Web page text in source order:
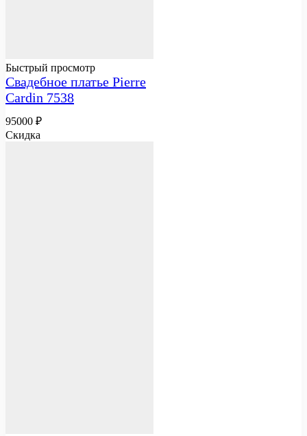
Быстрый просмотр
Свадебное платье Pierre
Cardin 7538
95000 ₽
Скидка